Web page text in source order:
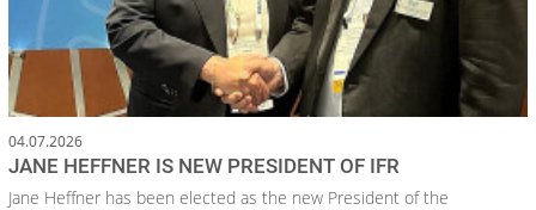
04.07.2026
JANE HEFFNER IS NEW PRESIDENT OF IFR
Jane Heffner has been elected as the new President of the